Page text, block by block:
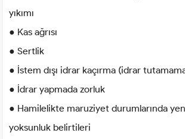
yıkımı
● Kas ağrısı
● Sertlik
● İstem dışı idrar kaçırma (idrar
● İdrar yapmada zorluk
● Hamilelikte maruziyet durumlarında
yoksunluk belirtileri